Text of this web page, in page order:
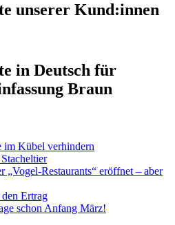
unserer Kund:innen
in Deutsch für
Braun
im Kübel verhindern
„Vogel-Restaurants“ eröffnet – aber
Ertrag
schon Anfang März!